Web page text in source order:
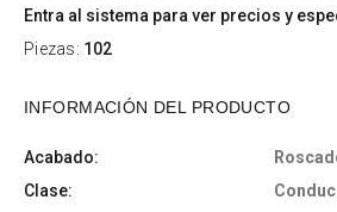
Entra al sistema para ver precios y
Piezas: 102
INFORMACIÓN DEL PRODUCTO
Acabado:
Clase: